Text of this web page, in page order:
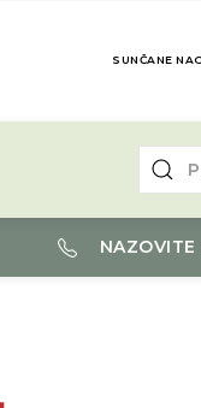
SUNČANE